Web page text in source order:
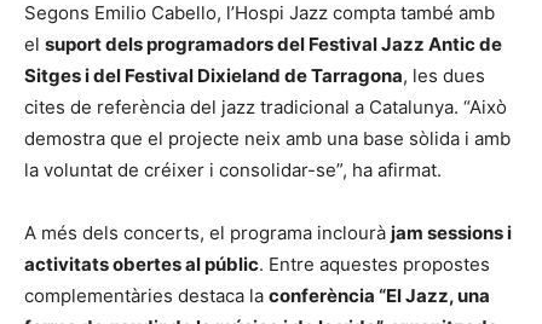
Segons Emilio Cabello, l’Hospi Jazz compta també amb
el suport dels programadors del Festival Jazz Antic de
Sitges i del Festival Dixieland de Tarragona, les dues
cites de referència del jazz tradicional a Catalunya. “Això
demostra que el projecte neix amb una base sòlida i amb
la voluntat de créixer i consolidar-se”, ha afirmat.
A més dels concerts, el programa inclourà jam sessions i
activitats obertes al públic. Entre aquestes propostes
complementàries destaca la conferència “El Jazz, una